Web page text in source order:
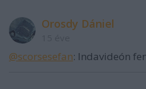
Orosdy Dániel
@scorsesefan: Indavideón